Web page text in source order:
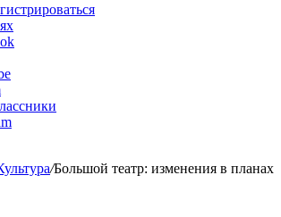
/Большой театр: изменения в планах